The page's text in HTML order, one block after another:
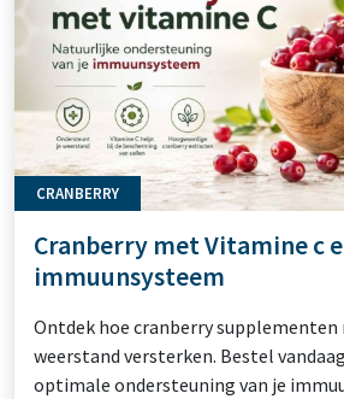
CRANBERRY
Cranberry met Vitamine c
immuunsysteem
Ontdek hoe cranberry supplementen
weerstand versterken. Bestel
optimale ondersteuning van je